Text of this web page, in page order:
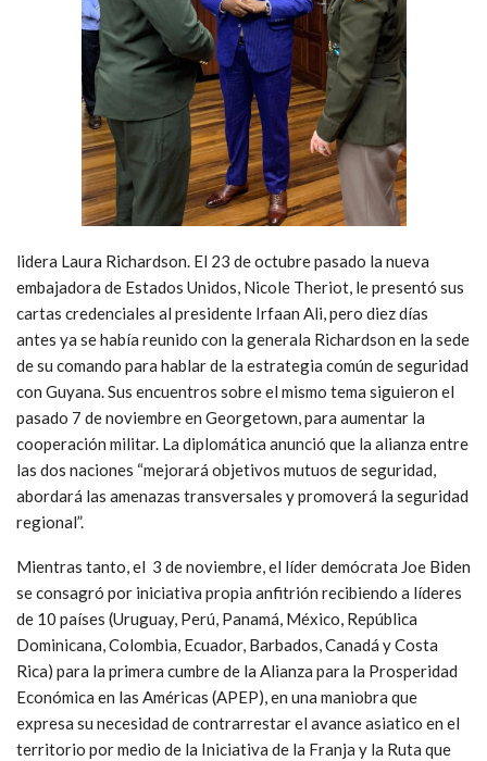
lidera Laura Richardson. El 23 de octubre pasado la nueva
embajadora de Estados Unidos, Nicole Theriot, le presentó sus
cartas credenciales al presidente Irfaan Ali, pero diez días
antes ya se había reunido con la generala Richardson en la sede
de su comando para hablar de la estrategia común de seguridad
con Guyana. Sus encuentros sobre el mismo tema siguieron el
pasado 7 de noviembre en Georgetown, para aumentar la
cooperación militar. La diplomática anunció que la alianza entre
las dos naciones “mejorará objetivos mutuos de seguridad,
abordará las amenazas transversales y promoverá la seguridad
regional”.
Mientras tanto, el 3 de noviembre, el líder demócrata Joe Biden
se consagró por iniciativa propia anfitrión recibiendo a líderes
de 10 países (Uruguay, Perú, Panamá, México, República
Dominicana, Colombia, Ecuador, Barbados, Canadá y Costa
Rica) para la primera cumbre de la Alianza para la Prosperidad
Económica en las Américas (APEP), en una maniobra que
expresa su necesidad de contrarrestar el avance asiatico en el
territorio por medio de la Iniciativa de la Franja y la Ruta que